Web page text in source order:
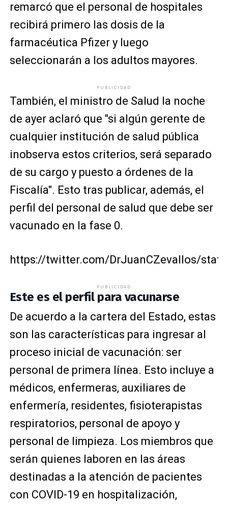
remarcó que el personal de hospitales
recibirá primero las dosis de la
farmacéutica Pfizer y luego
seleccionarán a los adultos mayores.
PUBLICIDAD
También, el ministro de Salud la noche
de ayer aclaró que "si algún gerente de
cualquier institución de salud pública
inobserva estos criterios, será separado
de su cargo y puesto a órdenes de la
Fiscalía". Esto tras publicar, además, el
perfil del personal de salud que debe ser
vacunado en la fase 0.
https://twitter.com/DrJuanCZevallos/
PUBLICIDAD
Este es el perfil para vacunarse
De acuerdo a la cartera del Estado, estas
son las características para ingresar al
proceso inicial de vacunación: ser
personal de primera línea. Esto incluye a
médicos, enfermeras, auxiliares de
enfermería, residentes, fisioterapistas
respiratorios, personal de apoyo y
personal de limpieza. Los miembros que
serán quienes laboren en las áreas
destinadas a la atención de pacientes
con COVID-19 en hospitalización,